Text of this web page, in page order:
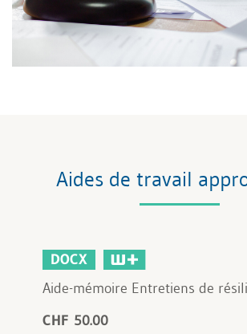
Aides de travail
DOCX
Aide-mémoire Entretiens de
CHF 50.00